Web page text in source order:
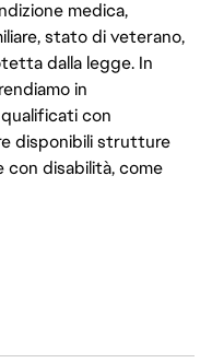
medica,
stato di veterano,
dalla legge. In
in
con
disponibili strutture
disabilità, come